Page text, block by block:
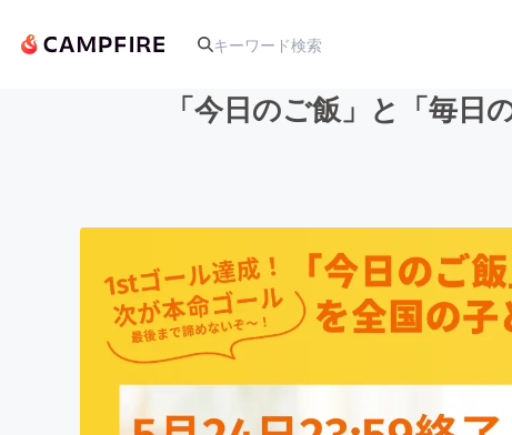
アート・写真
テクノロジー・ガジェット
「今日のご飯」と「毎